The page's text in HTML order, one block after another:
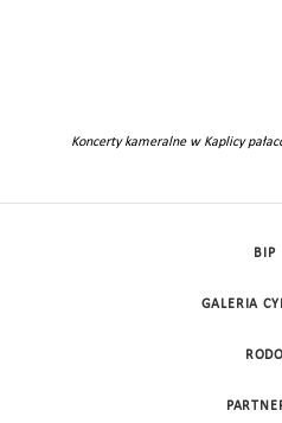
Koncerty kameralne w Kaplicy
BIP
GALERIA
RODO